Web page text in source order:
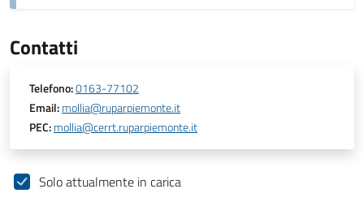
Contatti
Telefono:0163-77102
Email:mollia@ruparpiemonte.it
PEC:mollia@cerrt.ruparpiemonte.it
Solo attualmente in carica